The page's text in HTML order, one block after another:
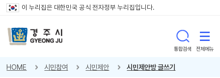
이 누리집은 대한민국 공식 전자정부 누리집입니다.
통합검색 전체메뉴
HOME 시민참여 시민제안 시민제안방 글쓰기